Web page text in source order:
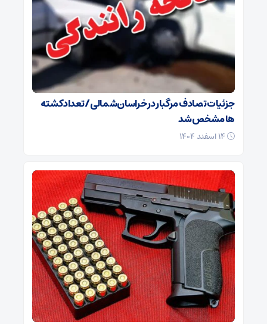
جزئیات تصادف مرگبار در خراسان‌شمالی/ تعداد کشته
ها مشخص شد